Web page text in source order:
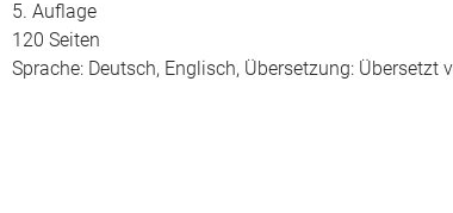
5. Auflage
120 Seiten
Sprache: Deutsch, Englisch, Übersetzung: Übersetzt